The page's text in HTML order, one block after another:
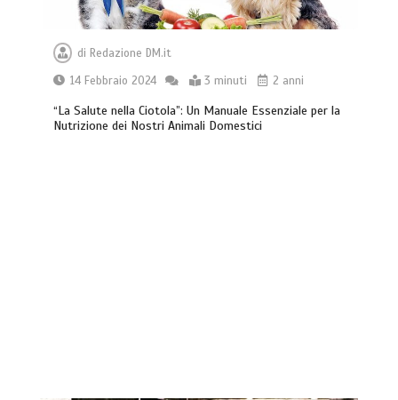
di Redazione DM.it
14 Febbraio 2024
3 minuti 2 anni
“La Salute nella Ciotola”: Un Manuale Essenziale per la
Nutrizione dei Nostri Animali Domestici